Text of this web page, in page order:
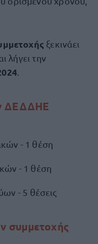
ξεκινάει
λήγει την
ΔΕΔΔΗΕ
- 1 θέση
- 1 θέση
- 5 θέσεις
συμμετοχής